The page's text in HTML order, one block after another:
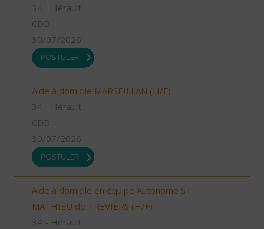
34 - Hérault
CDD
30/07/2026
POSTULER
Aide à domicile MARSEILLAN (H/F)
34 - Hérault
CDD
30/07/2026
POSTULER
Aide à domicile en équipe Autonome ST
MATHIEU de TREVIERS (H/F)
34 - Hérault